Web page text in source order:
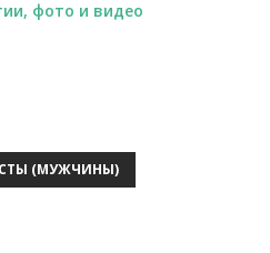
(МУЖЧИНЫ)